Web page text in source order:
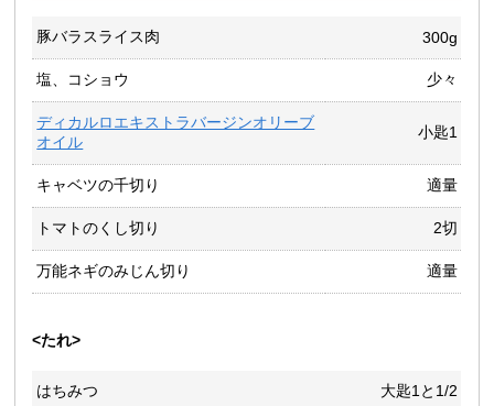
豚バラスライス肉 300g
塩、コショウ 少々
ディカルロエキストラバージンオリーブ
オイル
小匙1
キャベツの千切り 適量
トマトのくし切り 2切
万能ネギのみじん切り 適量
<たれ>
はちみつ 大匙1と1/2